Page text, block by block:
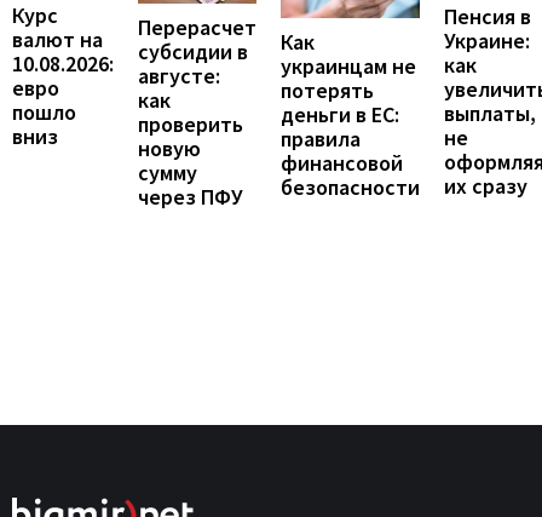
Курс
валют на
10.08.2026:
евро
пошло
вниз
Перерасчет
субсидии в
августе:
как
проверить
новую
сумму
через ПФУ
Как
украинцам не
потерять
деньги в ЕС:
правила
финансовой
безопасности
Пенсия в
Украине:
как
выплаты,
не
их сразу